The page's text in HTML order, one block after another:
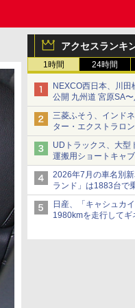
アクセスランキ
1時間 24時間
NEXCO西日本、川
公開 九州道 宮原SA
車両を通行可能に
三菱ふそう、インド
ター・エクストラロ
ックベースの観光・
UDトラックス、大型
運搬用ショートキャ
2026年7月の車名別
ランド」は1883台で
は2591台で27位に
日産、「キャシュカ
1980kmを走行してギ